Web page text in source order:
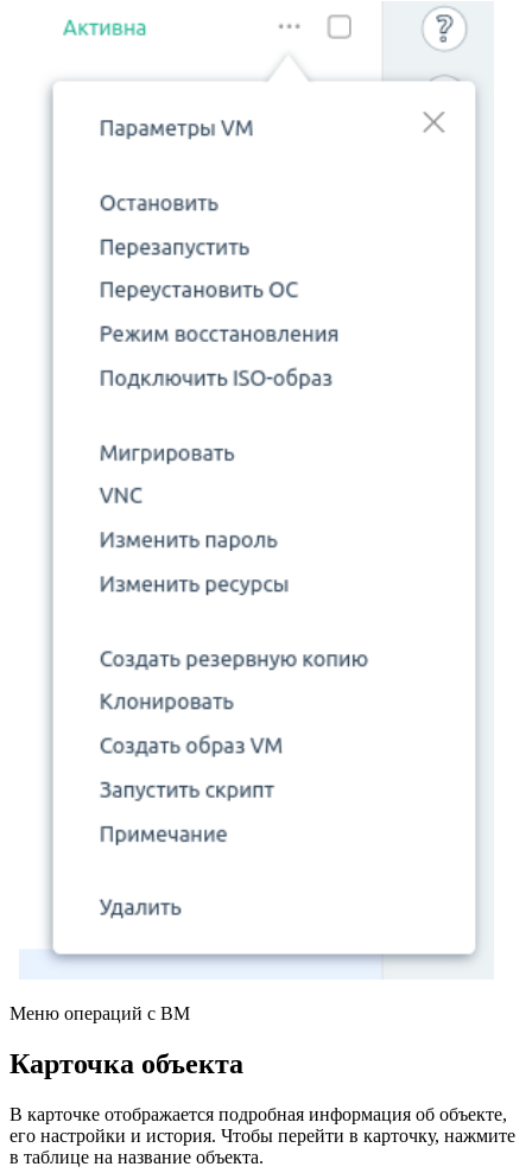
Меню операций с ВМ
Карточка объекта
В карточке отображается подробная информация об объекте,
его настройки и история. Чтобы перейти в карточку, нажмите
в таблице на название объекта.